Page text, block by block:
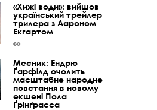
«Хижі води»: вийшов
український трейлер
трилера з Аароном
Екгартом
Месник: Ендрю
Ґарфілд очолить
масштабне народне
повстання в новому
екшені Пола
Ґрінґрасса